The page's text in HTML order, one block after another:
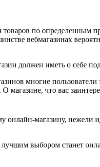
по определенным
вебмагазинах
должен иметь о себе
многие
магазине, что вас
магазину,
выбором станет